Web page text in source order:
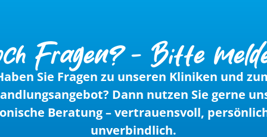
Fragen? - Bitte
Sie Fragen zu unseren Kliniken und
Dann nutzen Sie gerne
Beratung – vertrauensvoll,
unverbindlich.